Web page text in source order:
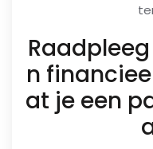
n
at je een